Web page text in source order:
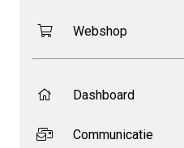
Webshop
Dashboard
Communicatie